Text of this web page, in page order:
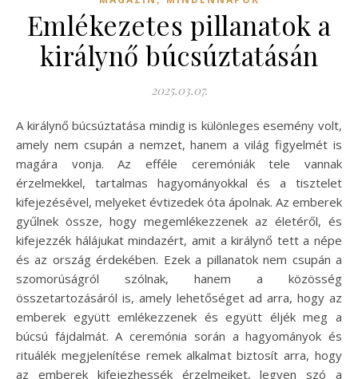
Emlékezetes pillanatok a
királynő búcsúztatásán
2025.03.07.
A királynő búcsúztatása mindig is különleges esemény volt,
amely nem csupán a nemzet, hanem a világ figyelmét is
magára vonja. Az efféle ceremóniák tele vannak
érzelmekkel, tartalmas hagyományokkal és a tisztelet
kifejezésével, melyeket évtizedek óta ápolnak. Az emberek
gyűlnek össze, hogy megemlékezzenek az életéről, és
kifejezzék hálájukat mindazért, amit a királynő tett a népe
és az ország érdekében. Ezek a pillanatok nem csupán a
szomorúságról szólnak, hanem a közösség
összetartozásáról is, amely lehetőséget ad arra, hogy az
emberek együtt emlékezzenek és együtt éljék meg a
búcsú fájdalmát. A ceremónia során a hagyományok és
rituálék megjelenítése remek alkalmat biztosít arra, hogy
az emberek kifejezhessék érzelmeiket, legyen szó a